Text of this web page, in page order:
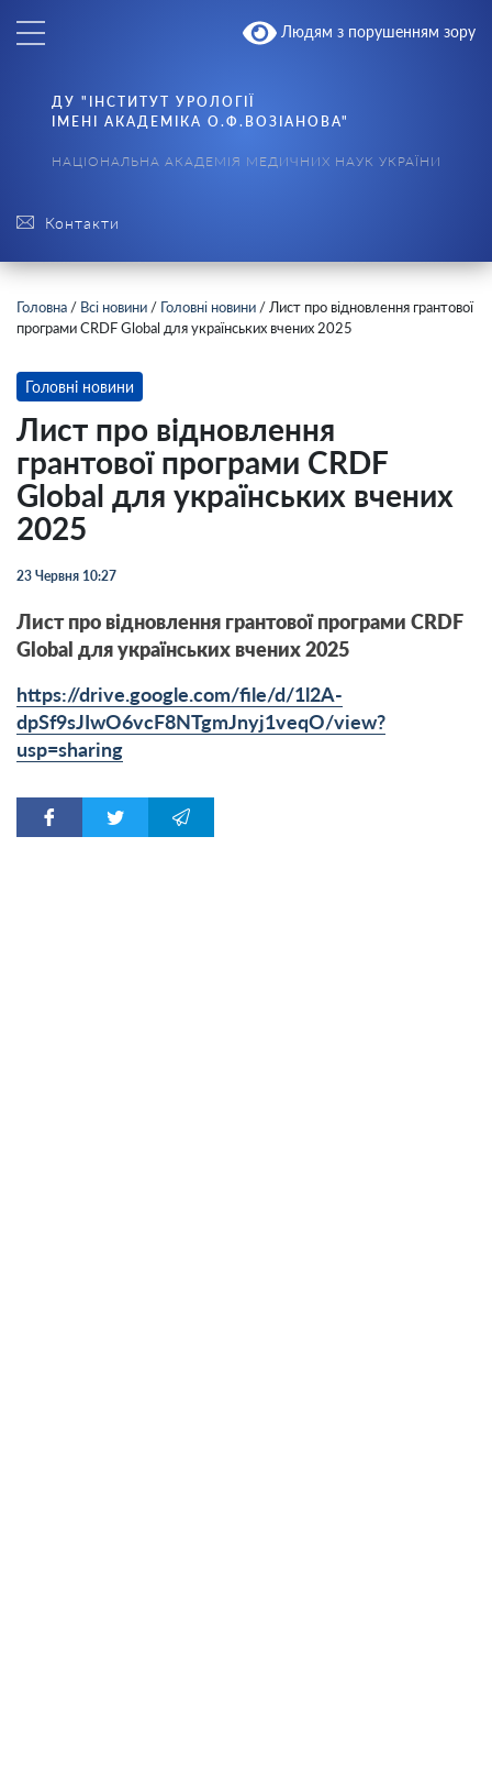
Людям з порушенням зору
Контакти
ДУ "ІНСТИТУТ УРОЛОГІЇ
ІМЕНІ АКАДЕМІКА О.Ф.ВОЗІАНОВА"
НАЦІОНАЛЬНА АКАДЕМІЯ МЕДИЧНИХ НАУК УКРАЇНИ
Головна / Всі новини / Головні новини / Лист про відновлення грантової
програми CRDF Global для українських вчених 2025
Головні новини
Лист про відновлення
грантової програми CRDF
Global для українських вчених
2025
23 Червня 10:27
Лист про відновлення грантової програми CRDF
Global для українських вчених 2025
https://drive.google.com/file/d/1l2A-
dpSf9sJIwO6vcF8NTgmJnyj1veqO/view?
usp=sharing